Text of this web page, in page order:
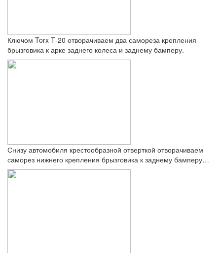
Ключом Torx T‑20 отворачиваем два самореза крепления
брызговика к арке заднего колеса и заднему бамперу.
Снизу автомобиля крестообразной отверткой отворачиваем
саморез нижнего крепления брызговика к заднему бамперу…